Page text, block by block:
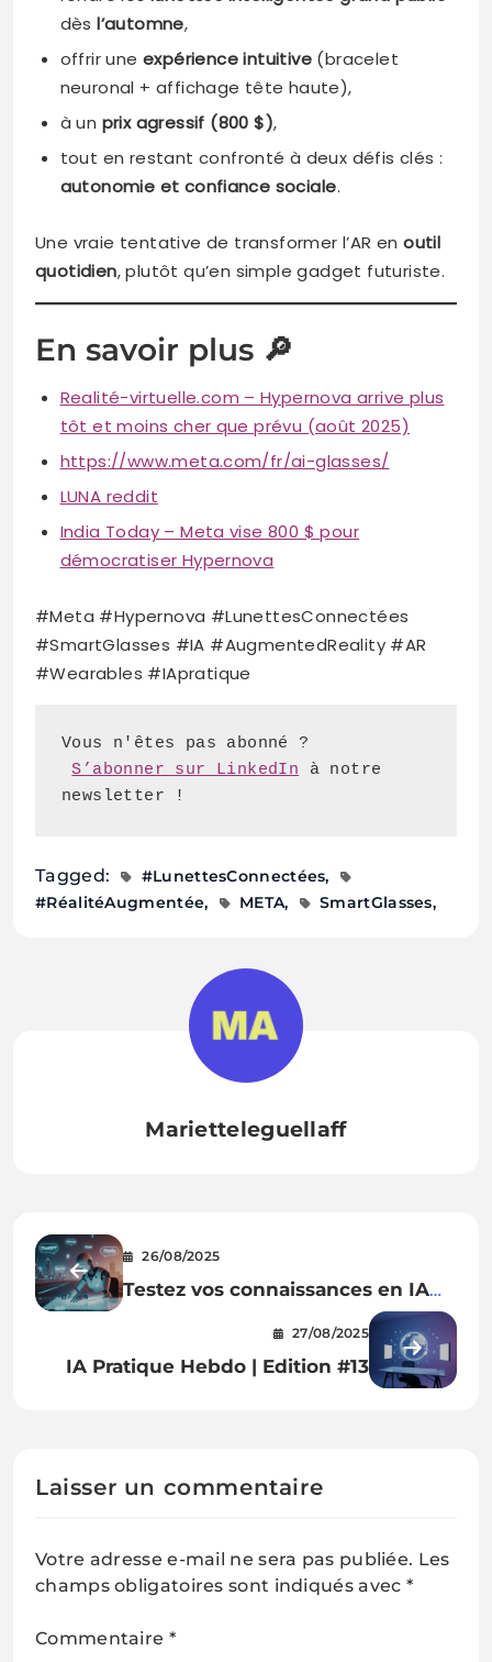
dèsl’automne,
offrir une expérience intuitive(bracelet
neuronal + affichage tête haute),
à un prix agressif (800 $),
tout en restant confronté à deux défis clés :
autonomie et confiance sociale.
Une vraie tentative de transformer l’AR enoutil
quotidien, plutôt qu’en simple gadget futuriste.
En savoir plus 🔎
Realité-virtuelle.com – Hypernova arrive plus
tôt et moins cher que prévu (août 2025)
https://www.meta.com/fr/ai-glasses/
LUNA reddit
India Today – Meta vise 800 $ pour
démocratiser Hypernova
#Meta #Hypernova #LunettesConnectées
#SmartGlasses #IA #AugmentedReality #AR
#Wearables #IApratique
S’abonner sur LinkedIn à notre
newsletter !
Tagged:
#LunettesConnectées
#RéalitéAugmentée
META SmartGlasses
Marietteleguellaff
26/08/2025
Testez vos connaissances en IA
générative : quiz 20 questions
27/08/2025
IA Pratique Hebdo | Edition #13
Laisser un commentaire
Votre adresse e-mail ne sera pas publiée. Les
champs obligatoires sont indiqués avec *
Commentaire *